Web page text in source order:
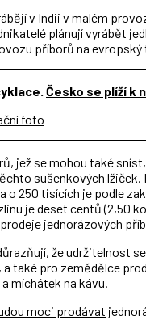
v Indii v malém
plánují vyrábět
příborů na evropský
Česko se plíží k
jež se mohou také
sušenkových
o 250 tisících je podle
je deset centů (2,50
jednorázových
že udržitelnost
také pro zemědělce
míchátek na kávu.
moci prodávat